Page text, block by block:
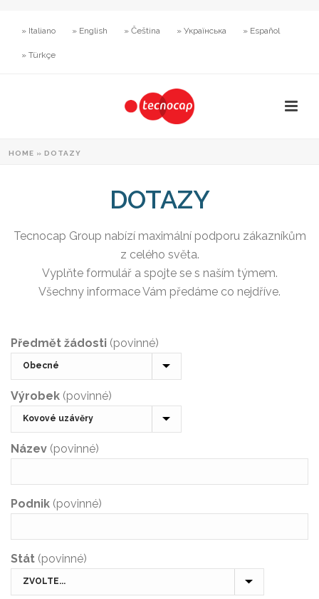
» Italiano » English » Čeština » Українська » Español
» Türkçe
HOME » DOTAZY
DOTAZY
Tecnocap Group nabízí maximální podporu zákazníkům
z celého světa.
Vyplňte formulář a spojte se s naším týmem.
Všechny informace Vám předáme co nejdříve.
Předmět žádosti (povinné)
Výrobek (povinné)
Název (povinné)
Podnik (povinné)
Stát (povinné)